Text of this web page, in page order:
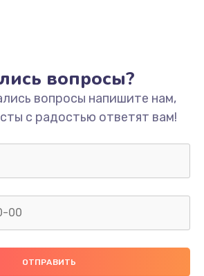
вибромотора
500 руб.
Заказать
Ремонт камеры
700 руб.
вопросы?
вопросы напишите нам,
с радостью ответят вам!